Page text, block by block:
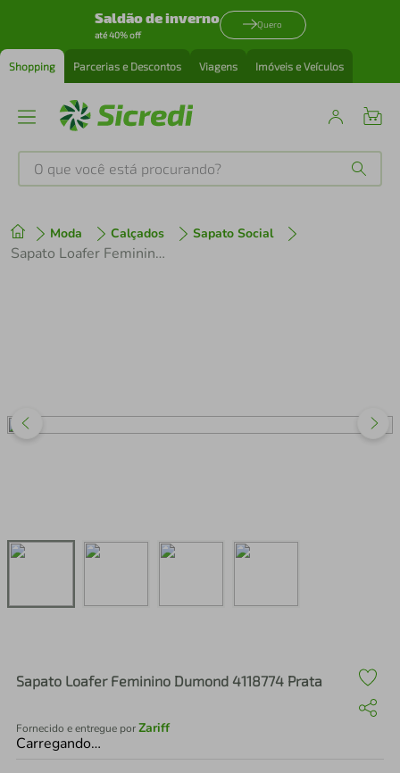
Saldão de inverno
até 40% off
Quero
Shopping Parcerias e Descontos Viagens Imóveis e Veículos
O que você está procurando?
Moda Calçados Sapato Social
Sapato Loafer Feminino Dumond 4118774 Prata
Sapato Loafer Feminino Dumond 4118774 Prata
Fornecido e entregue porZariff
Carregando…
1º tenis